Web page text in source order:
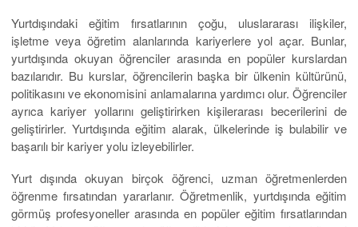
Yurtdışındaki eğitim fırsatlarının çoğu, uluslararası ilişkiler,
işletme veya öğretim alanlarında kariyerlere yol açar. Bunlar,
yurtdışında okuyan öğrenciler arasında en popüler kurslardan
bazılarıdır. Bu kurslar, öğrencilerin başka bir ülkenin kültürünü,
politikasını ve ekonomisini anlamalarına yardımcı olur. Öğrenciler
ayrıca kariyer yollarını geliştirirken kişilerarası becerilerini de
geliştirirler. Yurtdışında eğitim alarak, ülkelerinde iş bulabilir ve
başarılı bir kariyer yolu izleyebilirler.
Yurt dışında okuyan birçok öğrenci, uzman öğretmenlerden
öğrenme fırsatından yararlanır. Öğretmenlik, yurtdışında eğitim
görmüş profesyoneller arasında en popüler eğitim fırsatlarından